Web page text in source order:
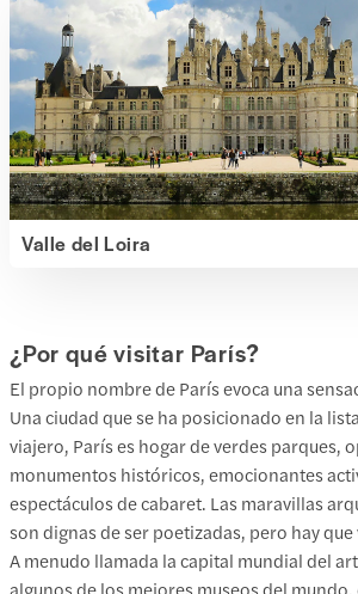
Valle del Loira
¿Por qué visitar París?
El propio nombre de París evoca una
Una ciudad que se ha posicionado en la
viajero, París es hogar de verdes parques,
monumentos históricos, emocionantes
espectáculos de cabaret. Las maravillas
son dignas de ser poetizadas, pero hay
A menudo llamada la capital mundial del
algunos de los mejores museos del mundo,